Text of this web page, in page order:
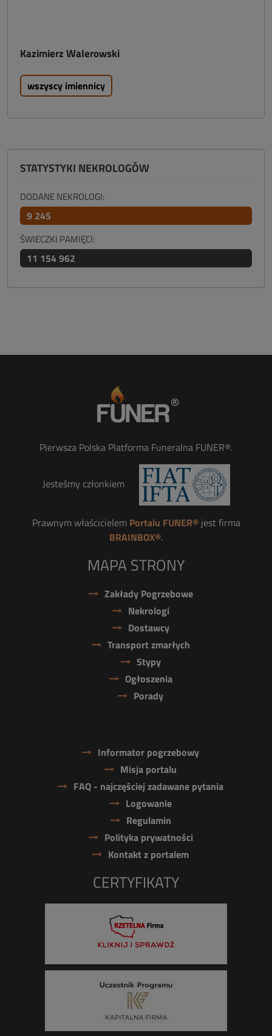
Kazimierz Walerowski
wszyscy imiennicy
STATYSTYKI NEKROLOGÓW
DODANE NEKROLOGI:
9 245
ŚWIECZKI PAMIĘCI:
11 154 962
Pierwsza Polska Platforma Funeralna FUNER®.
Jesteśmy członkiem
Prawnym właścicielem Portalu FUNER®jest firma
BRAINBOX®.
MAPA STRONY
Zakłady Pogrzebowe
Nekrologi
Dostawcy
Transport zmarłych
Stypy
Ogłoszenia
Porady
Informator pogrzebowy
Misja portalu
FAQ - najczęściej zadawane pytania
Logowanie
Regulamin
Polityka prywatności
Kontakt z portalem
CERTYFIKATY